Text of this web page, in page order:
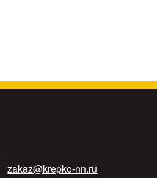
zakaz@krepko-nn.ru